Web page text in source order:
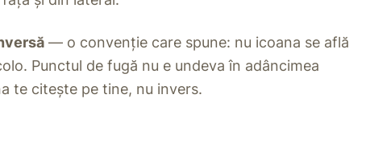
— o convenție care spune: nu icoana se află
Punctul de fugă nu e undeva în adâncimea
te citește pe tine, nu invers.